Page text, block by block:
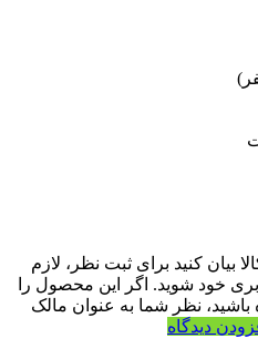
بیان کنید برای ثبت نظر، لازم
خود شوید. اگر این محصول را
باشید، نظر شما به عنوان مالک
دیدگاه